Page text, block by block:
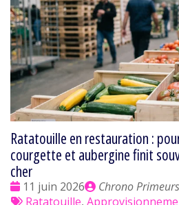
Ratatouille en restauration :
courgette et aubergine finit
cher
Date
:
11 juin 2026
Publié
par
Chrono Primeurs
Tags
Ratatouille,